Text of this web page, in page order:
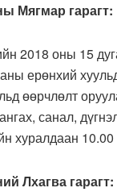
Мягмар гарагт:
2018 оны 15
ерөнхий
өөрчлөлт
санал,
хуралдаан 10.00
Лхагва гарагт: